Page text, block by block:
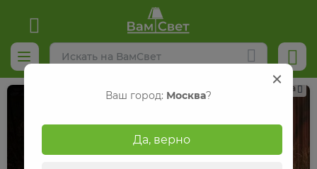
Реклама
Ваш город: Москва?
Да, верно